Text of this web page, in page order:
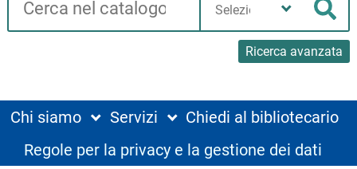
Ricerca avanzata
biblioteca
Chi siamo Servizi
Chiedi al bibliotecario
Regole per la privacy e la gestione dei dati